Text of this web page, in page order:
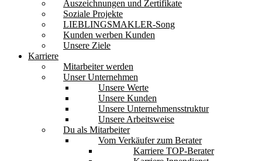
Auszeichnungen und Zertifikate
Soziale Projekte
LIEBLINGSMAKLER-Song
Kunden werben Kunden
Unsere Ziele
Karriere
Mitarbeiter werden
Unser Unternehmen
Unsere Werte
Unsere Kunden
Unsere Unternehmensstruktur
Unsere Arbeitsweise
Du als Mitarbeiter
Vom Verkäufer zum Berater
Karriere TOP-Berater